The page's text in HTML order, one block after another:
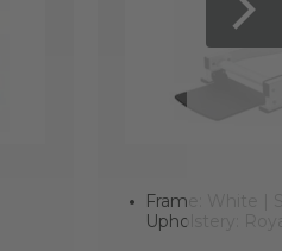
Frame: White |
Upholstery: